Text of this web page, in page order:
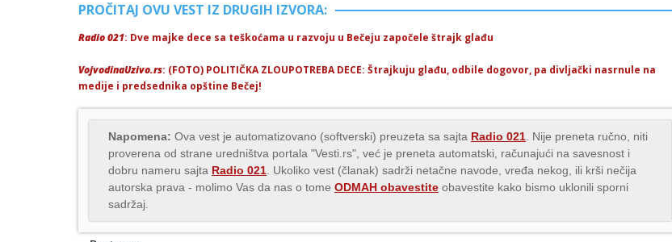
PROČITAJ OVU VEST IZ DRUGIH IZVORA:
Radio 021: Dve majke dece sa teškoćama u razvoju u Bečeju započele štrajk glađu
VojvodinaUzivo.rs: (FOTO) POLITIČKA ZLOUPOTREBA DECE: Štrajkuju glađu, odbile dogovor, pa divljački nasrnule na
medije i predsednika opštine Bečej!
Napomena: Ova vest je automatizovano (softverski) preuzeta sa sajta Radio 021 . Nije preneta ručno, niti
proverena od strane uredništva portala "Vesti.rs", već je preneta automatski, računajući na savesnost i
dobru nameru sajta Radio 021 . Ukoliko vest (članak) sadrži netačne navode, vređa nekog, ili krši nečija
autorska prava - molimo Vas da nas o tome ODMAH obavestite obavestite kako bismo uklonili sporni
sadržaj.